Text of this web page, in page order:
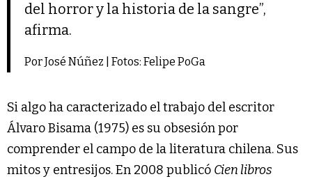
del horror y la historia de la sangre”,
afirma.
Por José Núñez | Fotos: Felipe PoGa
Si algo ha caracterizado el trabajo del escritor
Álvaro Bisama (1975) es su obsesión por
comprender el campo de la literatura chilena. Sus
mitos y entresijos. En 2008 publicó Cien libros